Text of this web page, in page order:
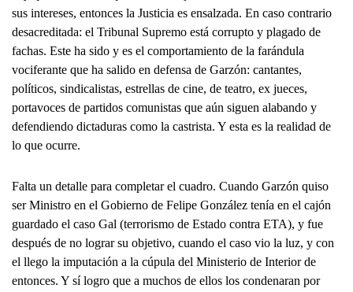
sus intereses, entonces la Justicia es ensalzada. En caso contrario
desacreditada: el Tribunal Supremo está corrupto y plagado de
fachas. Este ha sido y es el comportamiento de la farándula
vociferante que ha salido en defensa de Garzón: cantantes,
políticos, sindicalistas, estrellas de cine, de teatro, ex jueces,
portavoces de partidos comunistas que aún siguen alabando y
defendiendo dictaduras como la castrista. Y esta es la realidad de
lo que ocurre.
Falta un detalle para completar el cuadro. Cuando Garzón quiso
ser Ministro en el Gobierno de Felipe González tenía en el cajón
guardado el caso Gal (terrorismo de Estado contra ETA), y fue
después de no lograr su objetivo, cuando el caso vio la luz, y con
el llego la imputación a la cúpula del Ministerio de Interior de
entonces. Y sí logro que a muchos de ellos los condenaran por